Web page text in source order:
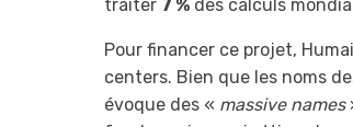
traiter 7 %des calculs
Pour financer ce projet,
centers. Bien que les noms
évoque des « massive names